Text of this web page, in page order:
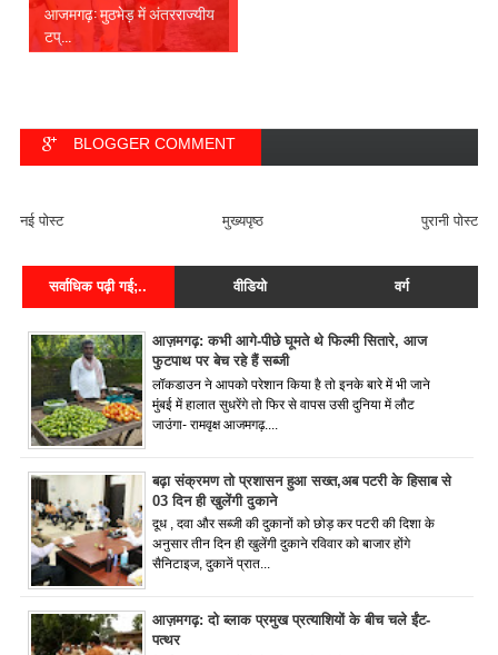
आजमगढ़: मुठभेड़ में अंतरराज्यीय
टप्...
BLOGGER COMMENT
नई पोस्ट पुरानी पोस्ट
मुख्यपृष्ठ
सर्वाधिक पढ़ी गई;.. वीडियो वर्ग
आज़मगढ़: कभी आगे-पीछे घूमते थे फिल्मी सितारे, आज
फुटपाथ पर बेच रहे हैं सब्जी
लॉकडाउन ने आपको परेशान किया है तो इनके बारे में भी जाने
मुंबई में हालात सुधरेंगे तो फिर से वापस उसी दुनिया में लौट
जाउंगा- रामवृक्ष आजमगढ़....
बढ़ा संक्रमण तो प्रशासन हुआ सख्त,अब पटरी के हिसाब से
03 दिन ही खुलेंगी दुकाने
दूध , दवा और सब्जी की दुकानों को छोड़ कर पटरी की दिशा के
अनुसार तीन दिन ही खुलेंगी दुकाने रविवार को बाजार होंगे
सैनिटाइज, दुकानें प्रात...
आज़मगढ़: दो ब्लाक प्रमुख प्रत्याशियों के बीच चले ईंट-
पत्थर